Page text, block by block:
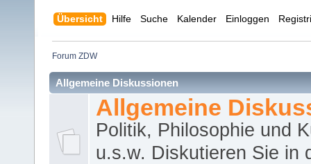
Übersicht Hilfe Suche Kalender Einloggen
Forum ZDW
Allgemeine Diskussionen
Allgemeine
Politik, Philosophie und
u.s.w. Diskutieren Sie in